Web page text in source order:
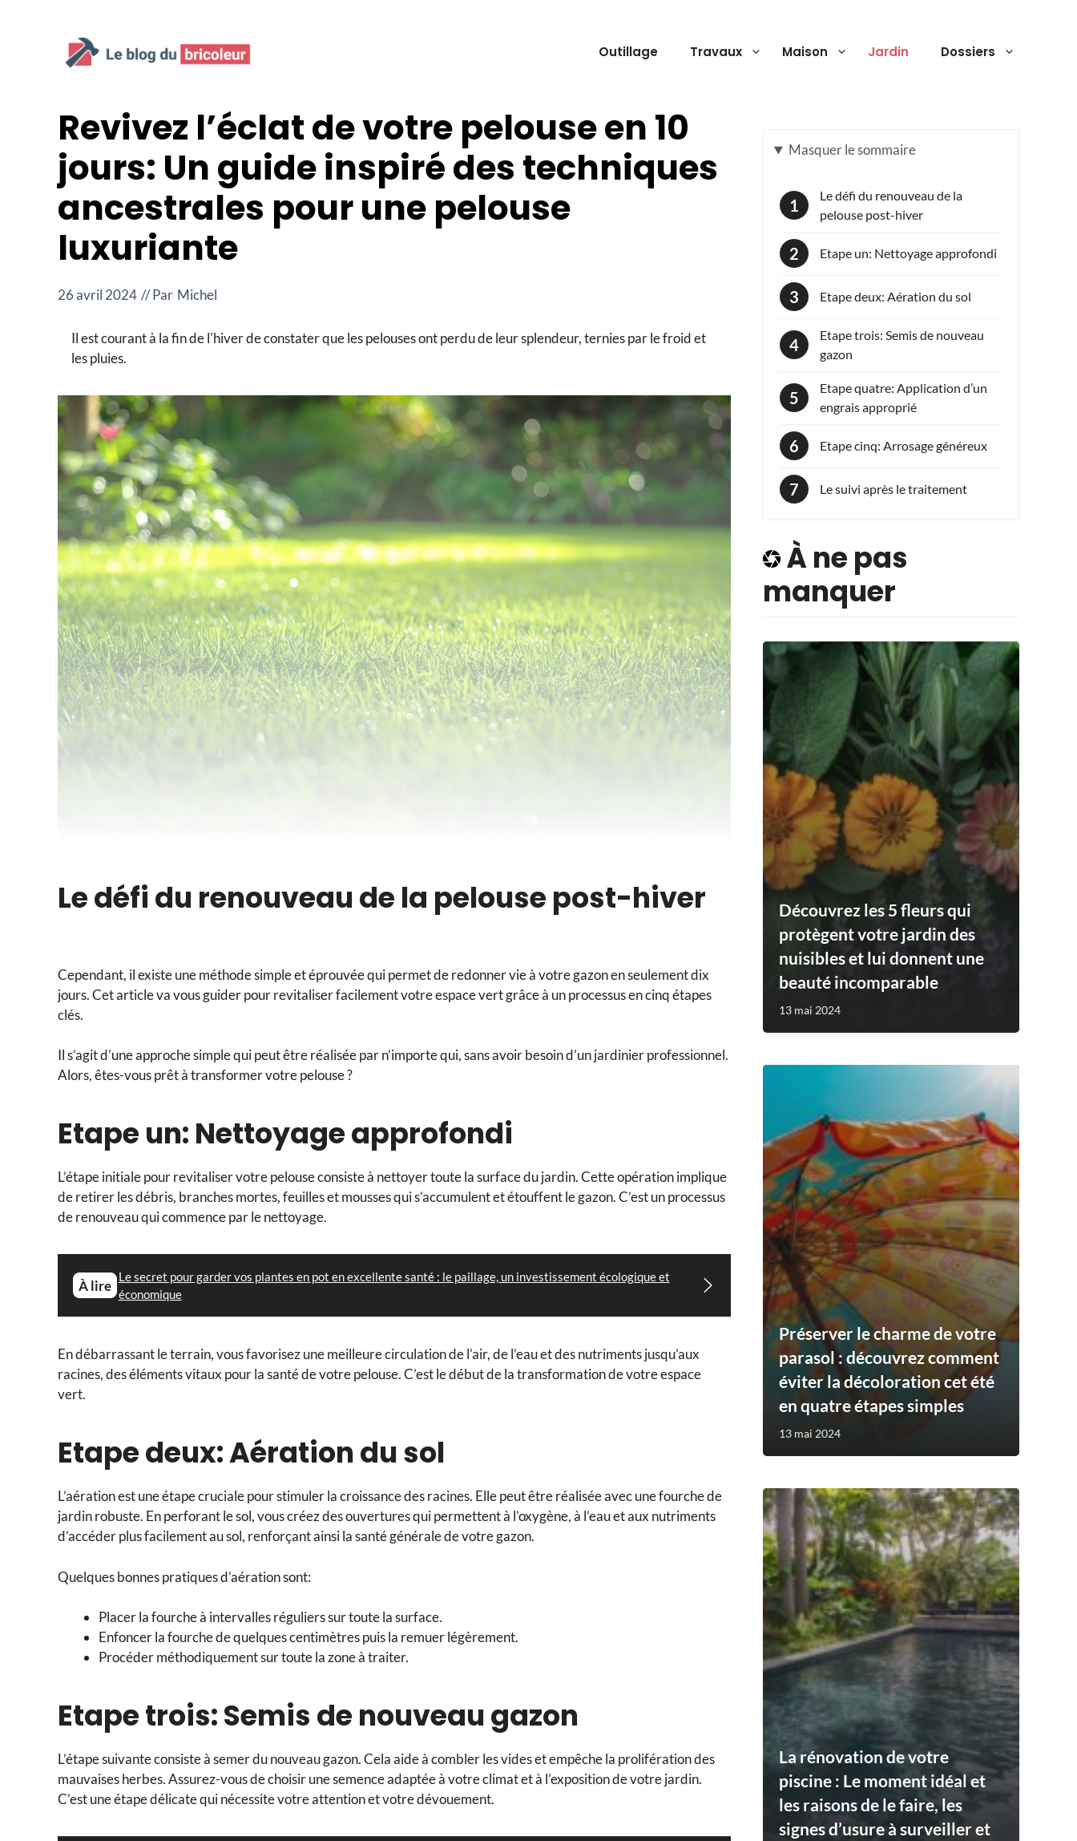
Outillage Travaux Maison Jardin Dossiers
Revivez l’éclat de votre pelouse en 10
jours: Un guide inspiré des techniques
ancestrales pour une pelouse
luxuriante
26 avril 2024 // Par Michel
Il est courant à la fin de l'hiver de constater que les pelouses ont perdu de leur splendeur, ternies par le froid et
les pluies.
Le défi du renouveau de la pelouse post-hiver
Cependant, il existe une méthode simple et éprouvée qui permet de redonner vie à votre gazon en seulement dix
jours. Cet article va vous guider pour revitaliser facilement votre espace vert grâce à un processus en cinq étapes
clés.
Il s’agit d’une approche simple qui peut être réalisée par n’importe qui, sans avoir besoin d’un jardinier professionnel.
Alors, êtes-vous prêt à transformer votre pelouse ?
Etape un: Nettoyage approfondi
L’étape initiale pour revitaliser votre pelouse consiste à nettoyer toute la surface du jardin. Cette opération implique
de retirer les débris, branches mortes, feuilles et mousses qui s’accumulent et étouffent le gazon. C’est un processus
de renouveau qui commence par le nettoyage.
À lire
Le secret pour garder vos plantes en pot en excellente santé : le paillage, un investissement écologique et
économique
En débarrassant le terrain, vous favorisez une meilleure circulation de l’air, de l’eau et des nutriments jusqu’aux
racines, des éléments vitaux pour la santé de votre pelouse. C’est le début de la transformation de votre espace
vert.
Etape deux: Aération du sol
L’aération est une étape cruciale pour stimuler la croissance des racines. Elle peut être réalisée avec une fourche de
jardin robuste. En perforant le sol, vous créez des ouvertures qui permettent à l’oxygène, à l’eau et aux nutriments
d’accéder plus facilement au sol, renforçant ainsi la santé générale de votre gazon.
Quelques bonnes pratiques d’aération sont:
Placer la fourche à intervalles réguliers sur toute la surface.
Enfoncer la fourche de quelques centimètres puis la remuer légèrement.
Procéder méthodiquement sur toute la zone à traiter.
Etape trois: Semis de nouveau gazon
L’étape suivante consiste à semer du nouveau gazon. Cela aide à combler les vides et empêche la prolifération des
mauvaises herbes. Assurez-vous de choisir une semence adaptée à votre climat et à l’exposition de votre jardin.
C’est une étape délicate qui nécessite votre attention et votre dévouement.
Masquerle sommaire
Le défi du renouveau de la
pelouse post-hiver
Etape un: Nettoyage approfondi
Etape deux: Aération du sol
Etape trois: Semis de nouveau
gazon
Etape quatre: Application d’un
engrais approprié
Etape cinq: Arrosage généreux
Le suivi après le traitement
À ne pas
manquer
Découvrez les 5 fleurs qui
protègent votre jardin des
nuisibles et lui donnent une
beauté incomparable
13 mai 2024
Préserver le charme de votre
parasol : découvrez comment
éviter la décoloration cet été
en quatre étapes simples
13 mai 2024
La rénovation de votre
piscine : Le moment idéal et
les raisons de le faire, les
signes d’usure à surveiller et